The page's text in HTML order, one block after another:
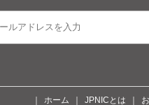
ホーム JPNICとは